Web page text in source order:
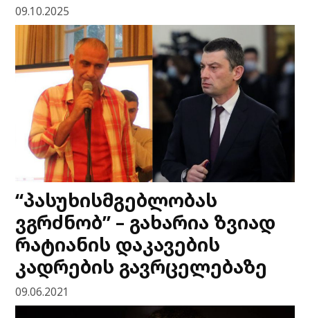
09.10.2025
“პასუხისმგებლობას
ვგრძნობ” – გახარია ზვიად
რატიანის დაკავების
კადრების გავრცელებაზე
09.06.2021